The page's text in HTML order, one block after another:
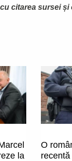
citarea sursei și
la
O